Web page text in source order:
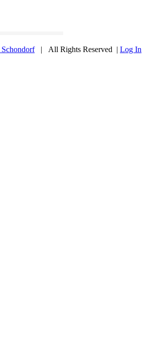
| All Rights Reserved | Log In